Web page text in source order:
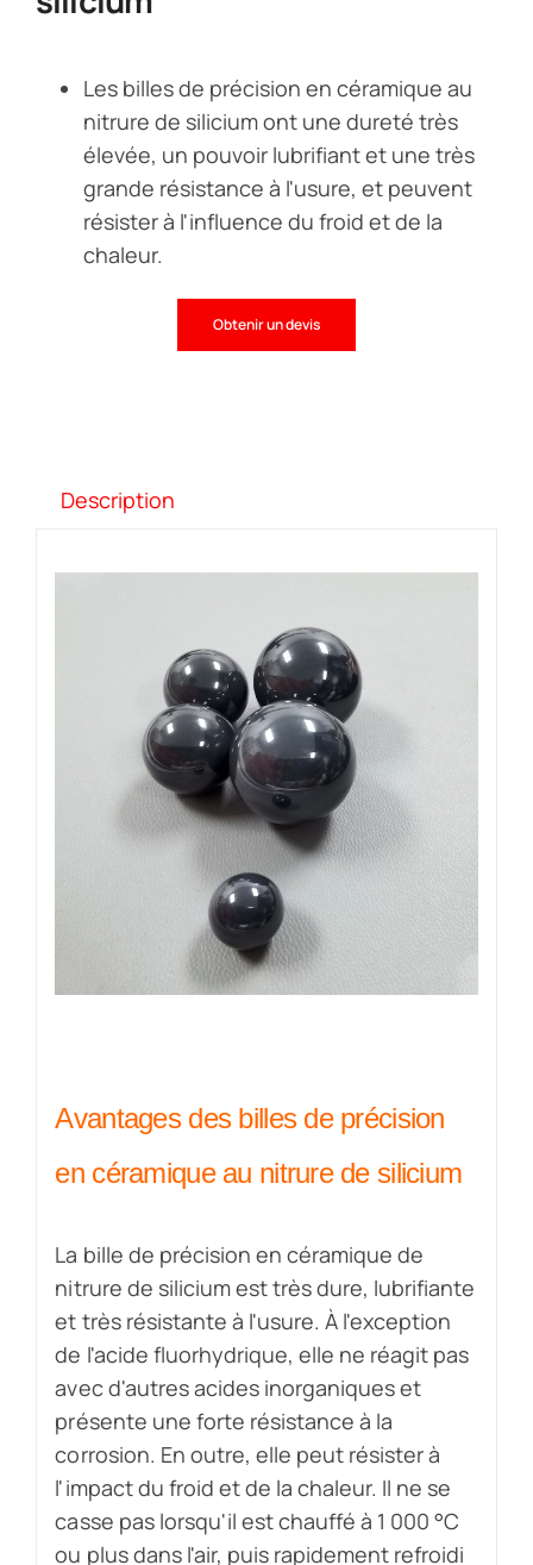
Les billes de précision en céramique au
nitrure de silicium ont une dureté très
élevée, un pouvoir lubrifiant et une très
grande résistance à l'usure, et peuvent
résister à l'influence du froid et de la
chaleur.
Obtenir un devis
Description
Avantages des billes de précision
en céramique au nitrure de silicium
La bille de précision en céramique de
nitrure de silicium est très dure, lubrifiante
et très résistante à l'usure. À l'exception
de l'acide fluorhydrique, elle ne réagit pas
avec d'autres acides inorganiques et
présente une forte résistance à la
corrosion. En outre, elle peut résister à
l'impact du froid et de la chaleur. Il ne se
casse pas lorsqu'il est chauffé à 1 000 °C
ou plus dans l'air, puis rapidement refroidi